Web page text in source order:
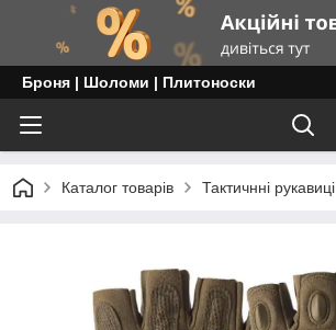
Броня | Шоломи | Плитоноски
Каталог товарів Тактичнні рукавиці